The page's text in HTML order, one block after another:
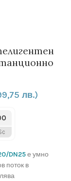
лв.)
DN25е умно
поток в